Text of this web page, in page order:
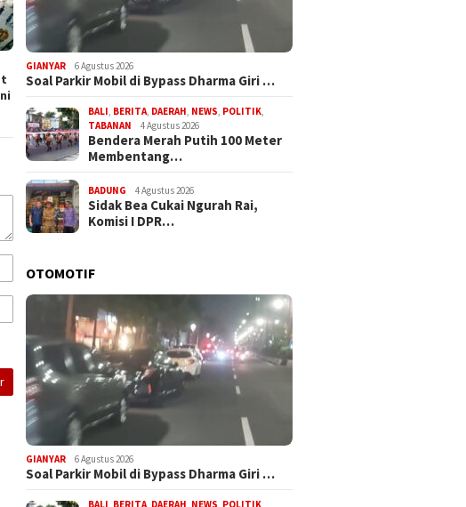
GIANYAR 6 Agustus 2026
Soal Parkir Mobil di Bypass Dharma Giri …
BALI, BERITA, DAERAH, NEWS, POLITIK,
TABANAN
4 Agustus 2026
Bendera Merah Putih 100 Meter
Membentang…
BADUNG 4 Agustus 2026
Sidak Bea Cukai Ngurah Rai,
Komisi I DPR…
OTOMOTIF
GIANYAR 6 Agustus 2026
Soal Parkir Mobil di Bypass Dharma Giri …
BALI BERITA DAERAH NEWS POLITIK